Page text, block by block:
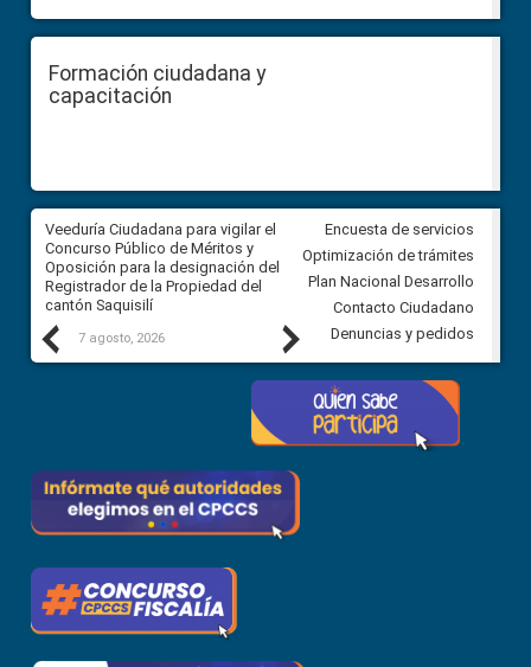
Formación ciudadana y
capacitación
Previous
Veeduría Ciudadana para vigilar el
Concurso Público de Méritos y
Oposición para la designación del
Registrador de la Propiedad del
cantón Saquisilí
7 agosto, 2026
Veeduría Ciudadana para
construcción del asfaltado de
Ballenita del cantón Santa
7 agosto, 2026
Next
Encuesta de servicios
Optimización de trámites
Plan Nacional Desarrollo
Contacto Ciudadano
Denuncias y pedidos